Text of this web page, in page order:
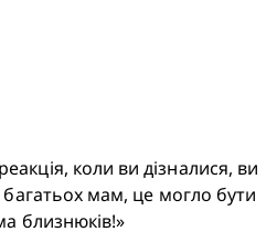
коли ви дізналися, ви
багатьох мам, це могло бути
близнюків!»